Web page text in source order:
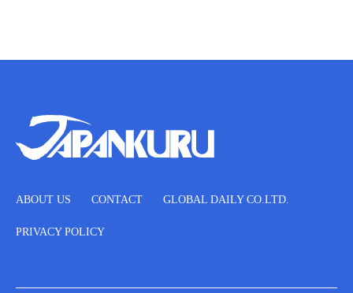
ABOUT US CONTACT GLOBAL DAILY CO.LTD.
PRIVACY POLICY